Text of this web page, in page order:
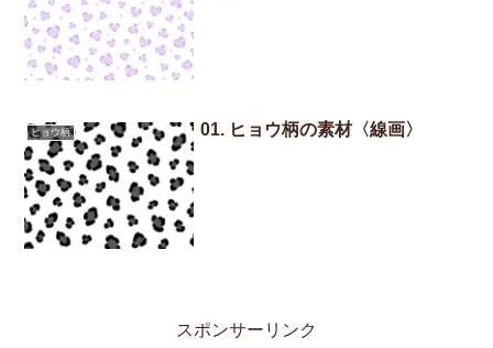
ヒョウ柄 01. ヒョウ柄の素材〈線画〉
スポンサーリンク